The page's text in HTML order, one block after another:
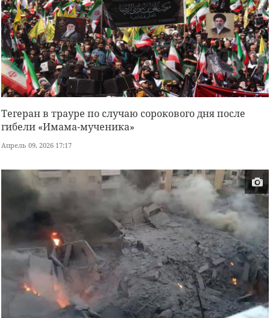
Тегеран в трауре по случаю сорокового дня после
гибели «Имама‑мученика»
Апрель 09, 2026 17:17